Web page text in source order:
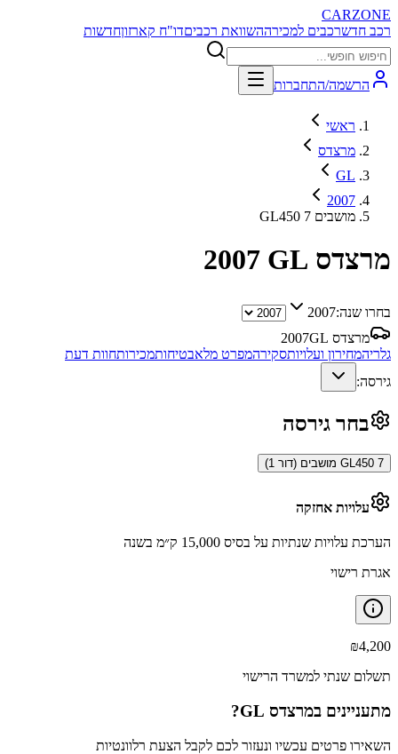
CARZONE
רכב חדשרכבים למכירההשוואת רכביםדו"ח קארזוןחדשות
הרשמה/התחברות
ראשי
מרצדס
GL
2007
GL450 7 מושבים
מרצדס GL 2007
בחרו שנה:2007
מרצדס GL
2007
גלריהמחירון ועלויותסקירהמפרט מלאבטיחותמכירותחוות דעת
גירסה:
בחר גירסה
GL450 7 מושבים (דור 1)
עלויות אחזקה
הערכת עלויות שנתיות על בסיס 15,000 ק״מ בשנה
אגרת רישוי
₪4,200
תשלום שנתי למשרד הרישוי
מתעניינים במרצדס GL ?
השאירו פרטים עכשיו ונעזור לכם לקבל הצעת רלוונטיות